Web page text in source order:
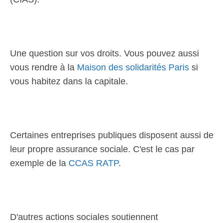
Une question sur vos droits. Vous pouvez aussi
vous rendre à la Maison des solidarités Paris si
vous habitez dans la capitale.
Certaines entreprises publiques disposent aussi de
leur propre assurance sociale. C'est le cas par
exemple de la CCAS RATP.
D'autres actions sociales soutiennent